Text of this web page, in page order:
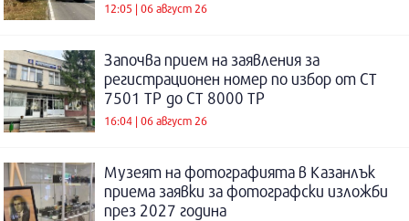
12:05 | 06 август 26
Започва прием на заявления за
регистрационен номер по избор от СТ
7501 ТР до СТ 8000 ТР
16:04 | 06 август 26
Музеят на фотографията в Казанлък
приема заявки за фотографски изложби
през 2027 година